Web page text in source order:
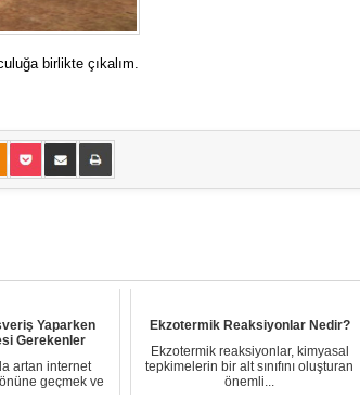
birlikte çıkalım.
Yaparken
Gerekenler
artan internet
önüne geçmek ve
Ekzotermik Reaksiyonlar Nedir?
Ekzotermik reaksiyonlar, kimyasal
tepkimelerin bir alt sınıfını oluşturan
önemli...